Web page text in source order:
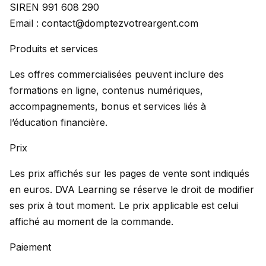
SIREN 991 608 290
Email : contact@domptezvotreargent.com
Produits et services
Les offres commercialisées peuvent inclure des
formations en ligne, contenus numériques,
accompagnements, bonus et services liés à
l’éducation financière.
Prix
Les prix affichés sur les pages de vente sont indiqués
en euros. DVA Learning se réserve le droit de modifier
ses prix à tout moment. Le prix applicable est celui
affiché au moment de la commande.
Paiement